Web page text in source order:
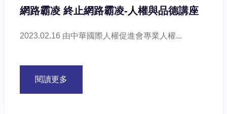
網路霸凌 終止網路霸凌-人權與品德講座
2023.02.16 由中華國際人權促進會專業人權...
閱讀更多